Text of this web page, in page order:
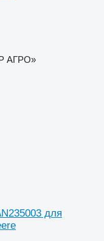
АГРО»
для